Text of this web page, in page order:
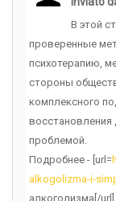
В этой
проверенные
психотерапию,
стороны
комплексного
восстановления
проблемой.
Подробнее - [url=
alkogolizma-i-
алкоголизма[/url]